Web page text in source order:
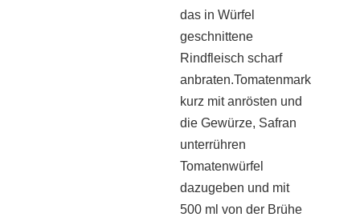
das in Würfel
geschnittene
Rindfleisch scharf
anbraten.Tomatenmark
kurz mit anrösten und
die Gewürze, Safran
unterrühren
Tomatenwürfel
dazugeben und mit
500 ml von der Brühe